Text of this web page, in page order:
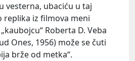
vesterna, ubaciću u taj
replika iz filmova meni
Roberta D. Veba
Ones, 1956) može se čuti
brže od metka“.